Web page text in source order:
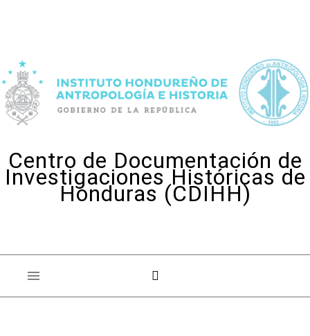
Centro de Documentación de
Investigaciones Históricas de
Honduras (CDIHH)